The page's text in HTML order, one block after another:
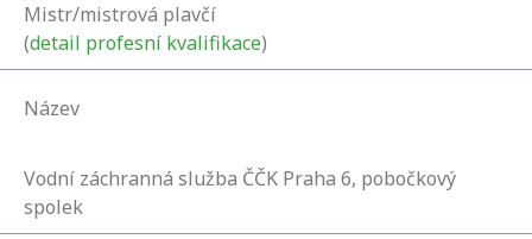
Mistr/mistrová plavčí
(detail profesní kvalifikace)
Název
Vodní záchranná služba ČČK Praha 6, pobočkový
spolek